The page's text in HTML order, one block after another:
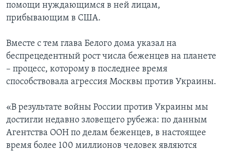
помощи нуждающимся в ней лицам,
прибывающим в США.
Вместе с тем глава Белого дома указал на
беспрецедентный рост числа беженцев на планете
– процесс, которому в последнее время
способствовала агрессия Москвы против Украины.
«В результате войны России против Украины мы
достигли недавно зловещего рубежа: по данным
Агентства ООН по делам беженцев, в настоящее
время более 100 миллионов человек являются